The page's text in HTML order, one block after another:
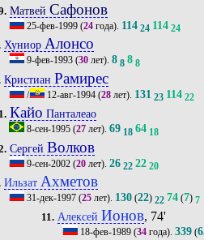
Матвей Сафонов
25-фев-1999(24года). 114 24 114 24
Хуниор Алонсо
9-фев-1993(30лет). 8 8 8 8
Кристиан Рамирес
/ 12-авг-1994(28лет). 131 23 114 22
Кайо Панталеао
8-сен-1995(27лет). 69 18 64 18
Сергей Волков
9-сен-2002(20лет). 26 22 22 20
Ильзат Ахметов
31-дек-1997(25лет). 130(22) 22 74(7) 7
11. Алексей Ионов, 74'
18-фев-1989 (34 года).339 (